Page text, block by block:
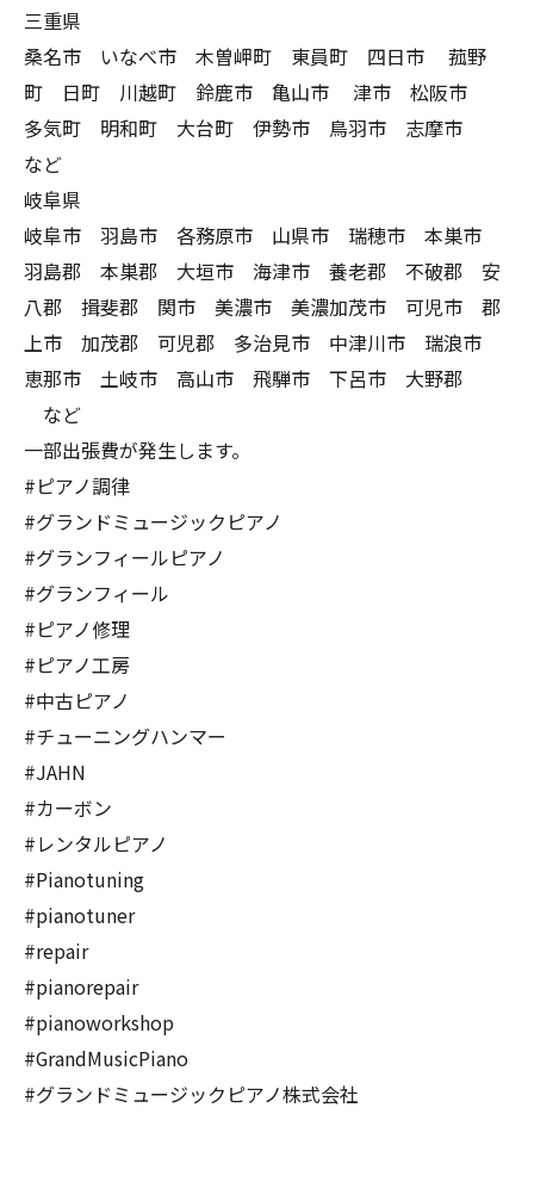
三重県
桑名市 いなべ市 木曽岬町 東員町 四日市 菰野
町 日町 川越町 鈴鹿市 亀山市 津市 松阪市
多気町 明和町 大台町 伊勢市 鳥羽市 志摩市
など
岐阜県
岐阜市 羽島市 各務原市 山県市 瑞穂市 本巣市
羽島郡 本巣郡 大垣市 海津市 養老郡 不破郡 安
八郡 揖斐郡 関市 美濃市 美濃加茂市 可児市 郡
上市 加茂郡 可児郡 多治見市 中津川市 瑞浪市
恵那市 土岐市 高山市 飛騨市 下呂市 大野郡
など
一部出張費が発生します。
#ピアノ調律
#グランドミュージックピアノ
#グランフィールピアノ
#グランフィール
#ピアノ修理
#ピアノ工房
#中古ピアノ
#チューニングハンマー
#JAHN
#カーボン
#レンタルピアノ
#Pianotuning
#pianotuner
#repair
#pianorepair
#pianoworkshop
#GrandMusicPiano
#グランドミュージックピアノ株式会社